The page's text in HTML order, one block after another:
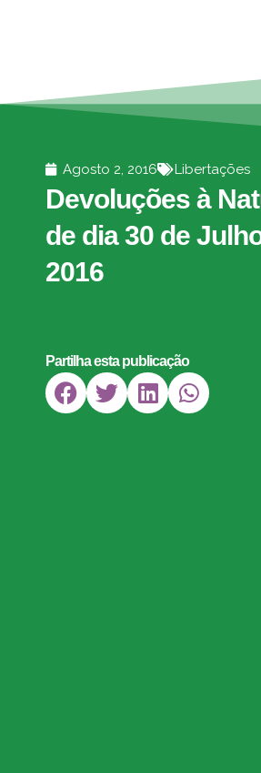
Agosto 2, 2016 Libertações
Devoluções à
de dia 30 de
2016
Partilha esta publicação